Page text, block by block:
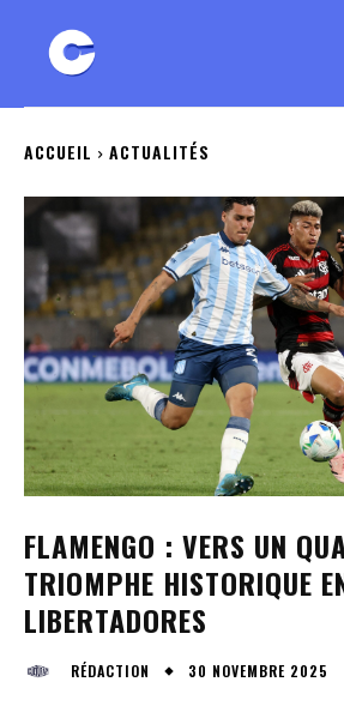
ACCUEIL ACTUALITÉS
FLAMENGO : VERS UN
TRIOMPHE HISTORIQUE
LIBERTADORES
RÉDACTION 30 NOVEMBRE 2025